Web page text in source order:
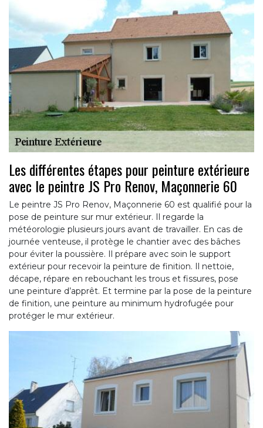
Les différentes étapes pour peinture extérieure
avec le peintre JS Pro Renov, Maçonnerie 60
Le peintre JS Pro Renov, Maçonnerie 60 est qualifié pour la
pose de peinture sur mur extérieur. Il regarde la
météorologie plusieurs jours avant de travailler. En cas de
journée venteuse, il protège le chantier avec des bâches
pour éviter la poussière. Il prépare avec soin le support
extérieur pour recevoir la peinture de finition. Il nettoie,
décape, répare en rebouchant les trous et fissures, pose
une peinture d’apprêt. Et termine par la pose de la peinture
de finition, une peinture au minimum hydrofugée pour
protéger le mur extérieur.